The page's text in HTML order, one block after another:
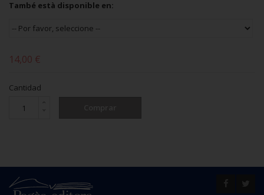
També està disponible en:
14,00 €
Cantidad